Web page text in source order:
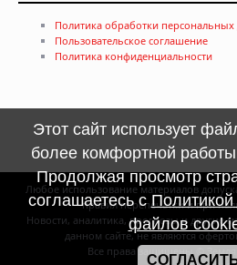
Политика обработки
Пользовательское соглашение
Политика конфиденциальности
Любое использование материалов
правил перепечатки и при
Новости, аналитика, прогнозы и другие
данном сайте, не являются
Все права защищены ©
Этот сайт использует
более комфортной
Продолжая просмотр
соглашаетесь сПолитикой
файлов